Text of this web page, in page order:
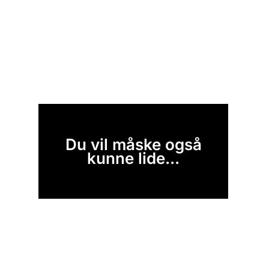
Du vil måske også
kunne lide...